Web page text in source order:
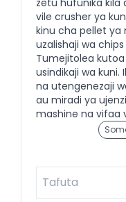
zetu hufunika kila
vile crusher ya
kinu cha pellet ya
uzalishaji wa
Tumejitolea
usindikaji wa kuni.
na utengenezaji
au miradi ya
mashine na vifaa